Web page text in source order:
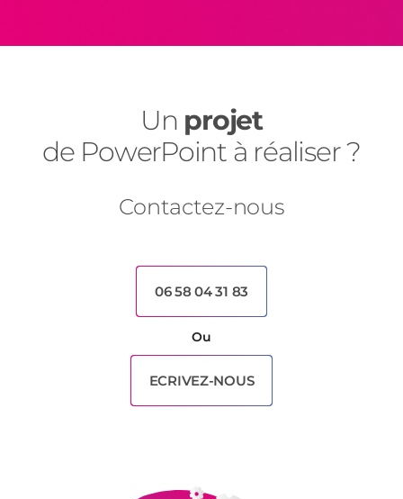
Un projet
de PowerPoint à réaliser ?
Contactez-nous
06 58 04 31 83
Ou
ECRIVEZ-NOUS